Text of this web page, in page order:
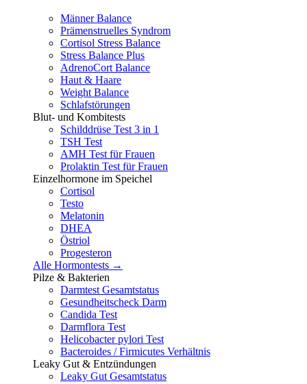
Männer Balance
Prämenstruelles Syndrom
Cortisol Stress Balance
Stress Balance Plus
AdrenoCort Balance
Haut & Haare
Weight Balance
Schlafstörungen
Blut- und Kombitests
Schilddrüse Test 3 in 1
TSH Test
AMH Test für Frauen
Prolaktin Test für Frauen
Einzelhormone im Speichel
Cortisol
Testo
Melatonin
DHEA
Östriol
Progesteron
Alle Hormontests →
Pilze & Bakterien
Darmtest Gesamtstatus
Gesundheitscheck Darm
Candida Test
Darmflora Test
Helicobacter pylori Test
Bacteroides / Firmicutes Verhältnis
Leaky Gut & Entzündungen
Leaky Gut Gesamtstatus